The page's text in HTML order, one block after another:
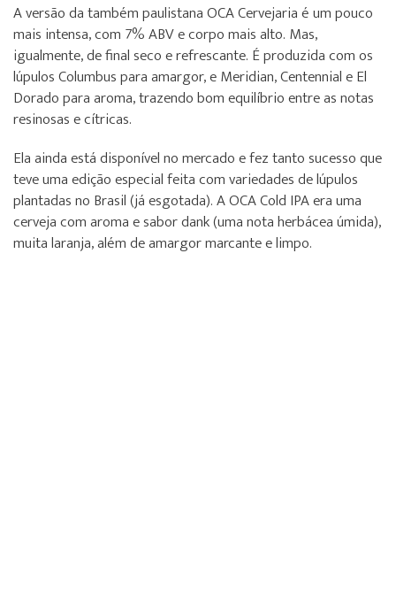
A versão da também paulistana OCA Cervejaria é um pouco
mais intensa, com 7% ABV e corpo mais alto. Mas,
igualmente, de final seco e refrescante. É produzida com os
lúpulos Columbus para amargor, e Meridian, Centennial e El
Dorado para aroma, trazendo bom equilíbrio entre as notas
resinosas e cítricas.
Ela ainda está disponível no mercado e fez tanto sucesso que
teve uma edição especial feita com variedades de lúpulos
plantadas no Brasil (já esgotada). A OCA Cold IPA era uma
cerveja com aroma e sabor dank (uma nota herbácea úmida),
muita laranja, além de amargor marcante e limpo.